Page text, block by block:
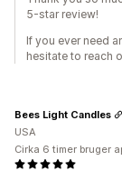
5-star review!
If you ever need
hesitate to reach
Bees Light Candles
USA
Cirka 6 timer bruger